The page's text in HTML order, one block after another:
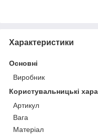
Характеристики
Основні
Виробник
Користувальницькі
Артикул
Вага
Матеріал